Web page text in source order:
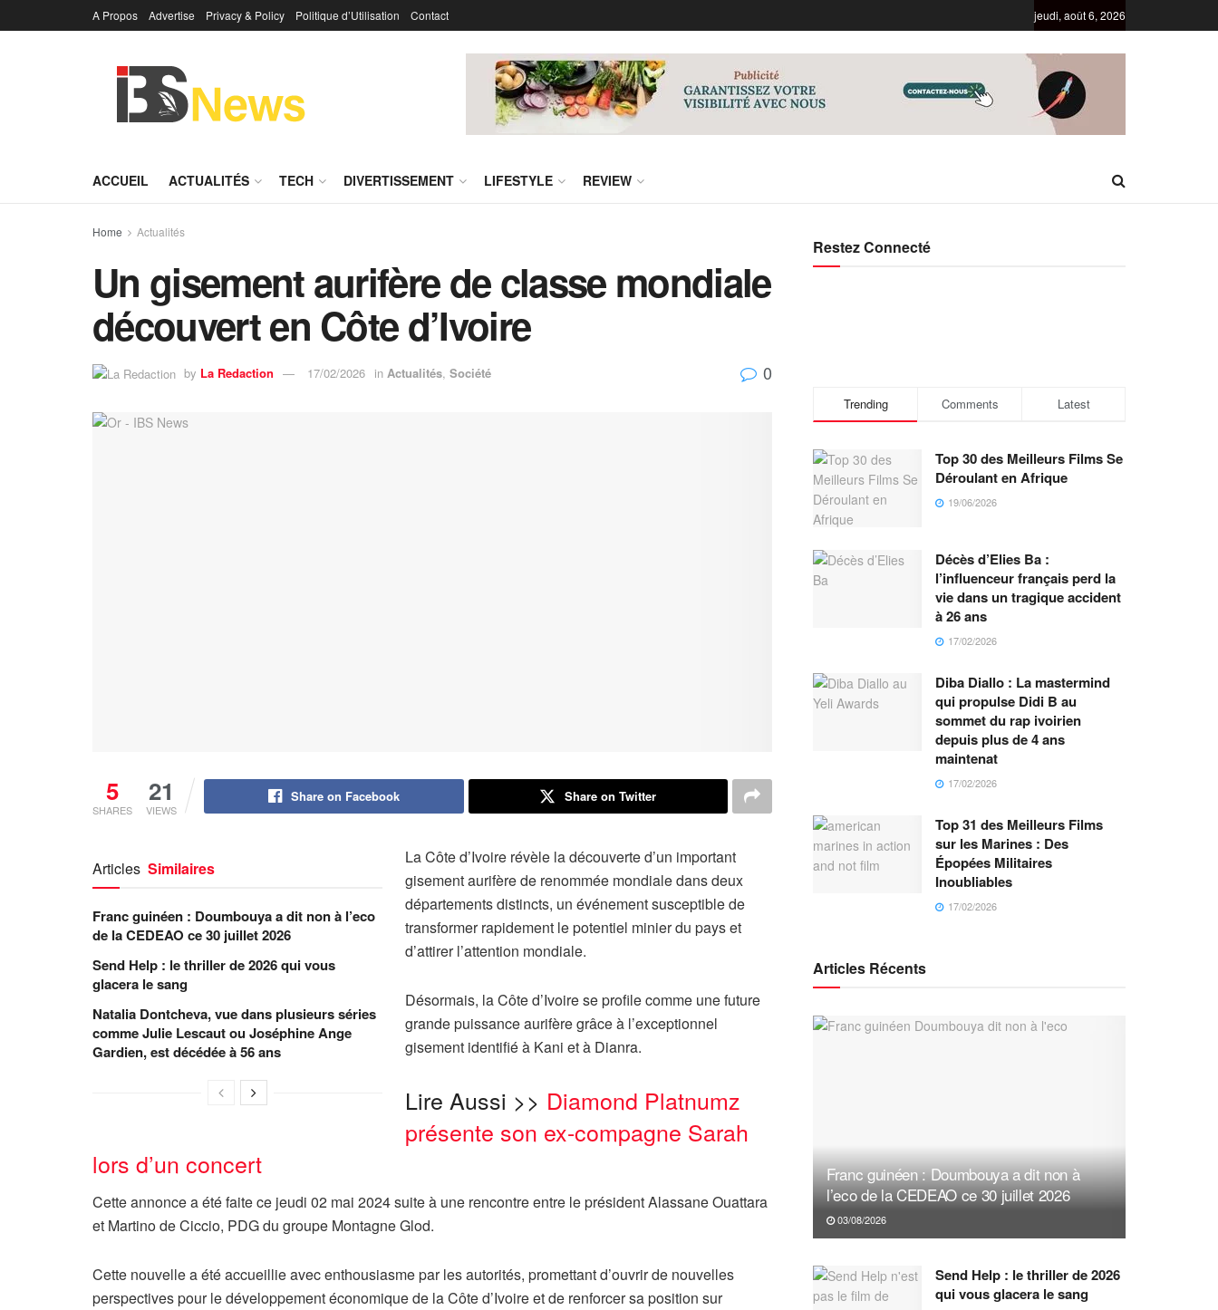
A Propos Advertise Privacy & Policy Politique d’Utilisation Contact jeudi, août 6, 2026
ACCUEIL ACTUALITÉS TECH DIVERTISSEMENT LIFESTYLE REVIEW
Home Actualités
Un gisement aurifère de classe mondiale
découvert en Côte d’Ivoire
by La Redaction 17/02/2026 in Actualités, Société 0
5
SHARES
21
VIEWS
Share on Facebook Share on Twitter
Articles Similaires
Franc guinéen : Doumbouya a dit non à l’eco
de la CEDEAO ce 30 juillet 2026
Send Help : le thriller de 2026 qui vous
glacera le sang
Natalia Dontcheva, vue dans plusieurs séries
comme Julie Lescaut ou Joséphine Ange
Gardien, est décédée à 56 ans
La Côte d’Ivoire révèle la découverte d’un important
gisement aurifère de renommée mondiale dans deux
départements distincts, un événement susceptible de
transformer rapidement le potentiel minier du pays et
d’attirer l’attention mondiale.
Désormais, la Côte d’Ivoire se profile comme une future
grande puissance aurifère grâce à l’exceptionnel
gisement identifié à Kani et à Dianra.
Lire Aussi >> Diamond Platnumz
présente son ex-compagne Sarah
lors d’un concert
Cette annonce a été faite ce jeudi 02 mai 2024 suite à une rencontre entre le président Alassane Ouattara
et Martino de Ciccio, PDG du groupe Montagne Glod.
Cette nouvelle a été accueillie avec enthousiasme par les autorités, promettant d’ouvrir de nouvelles
perspectives pour le développement économique de la Côte d’Ivoire et de renforcer sa position sur
Restez Connecté
Trending Comments Latest
Top 30 des Meilleurs Films Se
Déroulant en Afrique
19/06/2026
Décès d’Elies Ba :
l’influenceur français perd la
vie dans un tragique accident
à 26 ans
17/02/2026
Diba Diallo : La mastermind
qui propulse Didi B au
sommet du rap ivoirien
depuis plus de 4 ans
maintenat
17/02/2026
Top 31 des Meilleurs Films
sur les Marines : Des
Épopées Militaires
Inoubliables
17/02/2026
Articles Récents
Franc guinéen : Doumbouya a dit non à
l’eco de la CEDEAO ce 30 juillet 2026
03/08/2026
Send Help : le thriller de 2026
qui vous glacera le sang